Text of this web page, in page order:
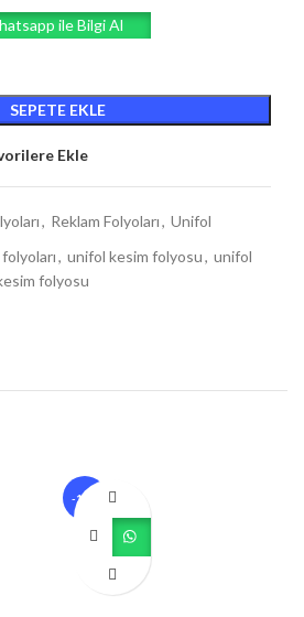
ile Bilgi Al
SEPETE EKLE
Ekle
, Reklam Folyoları, Unifol
, unifol kesim folyosu, unifol
folyosu
-12%